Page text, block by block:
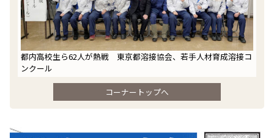
都内高校生ら62人が熱戦 東京都溶接協会、若手人材育成溶接コ
ンクール
コーナートップへ